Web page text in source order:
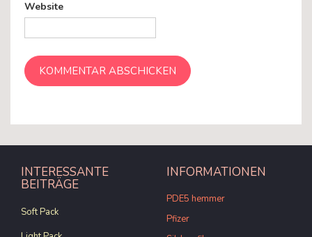
Website
INTERESSANTE
BEITRÄGE
Soft Pack
INFORMATIONEN
PDE5 hemmer
Pfizer